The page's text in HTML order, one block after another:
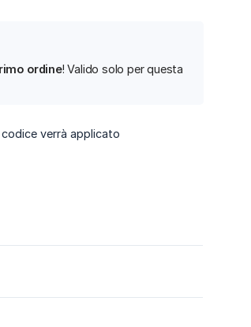
ordine! Valido solo per questa
verrà applicato